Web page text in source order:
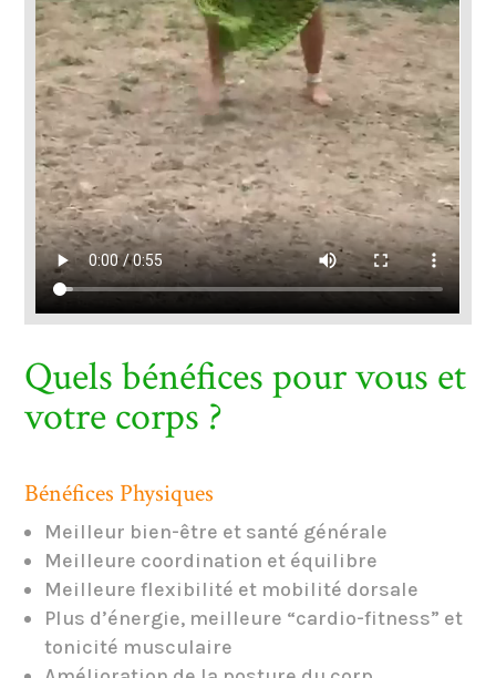
Quels bénéfices pour vous et
votre corps ?
Bénéfices Physiques
Meilleur bien-être et santé générale
Meilleure coordination et équilibre
Meilleure flexibilité et mobilité dorsale
Plus d’énergie, meilleure “cardio-fitness” et
tonicité musculaire